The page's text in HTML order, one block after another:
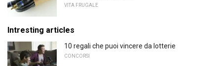
VITA FRUGALE
Intresting articles
10 regali che puoi vincere da lotterie
CONCORSI